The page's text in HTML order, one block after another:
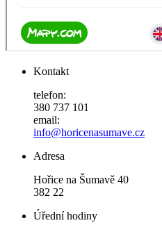
Kontakt
telefon:
380 737 101
email:
info@horicenasumave.cz
Adresa
Hořice na Šumavě 40
382 22
Úřední hodiny